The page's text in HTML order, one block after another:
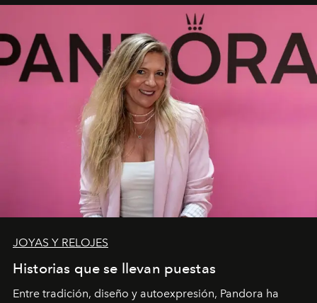
JOYAS Y RELOJES
Historias que se llevan puestas
Entre tradición, diseño y autoexpresión, Pandora ha